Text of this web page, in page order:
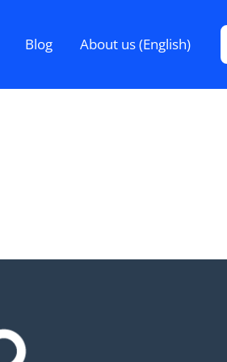
Blog About us (English)